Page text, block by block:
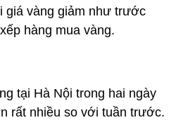
giá vàng giảm như trước
hàng mua vàng.
tại Hà Nội trong hai ngày
rất nhiều so với tuần trước.